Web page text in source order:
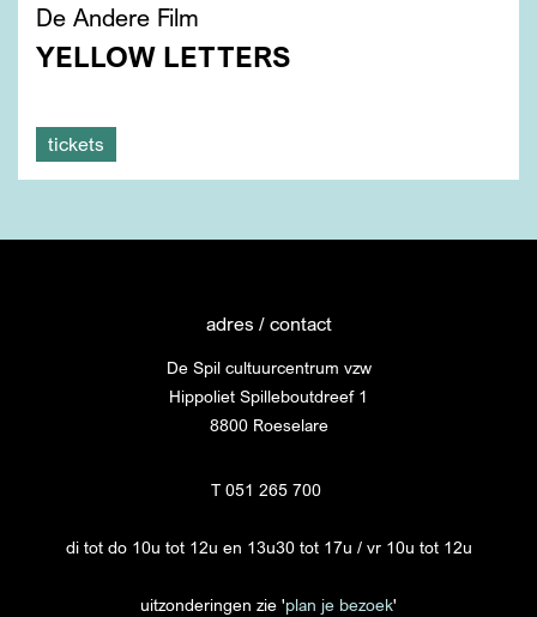
De Andere Film
YELLOW LETTERS
tickets
adres / contact
De Spil cultuurcentrum vzw
Hippoliet Spilleboutdreef 1
8800 Roeselare
T 051 265 700
di tot do 10u tot 12u en 13u30 tot 17u / vr 10u tot 12u
uitzonderingen zie 'plan je bezoek'